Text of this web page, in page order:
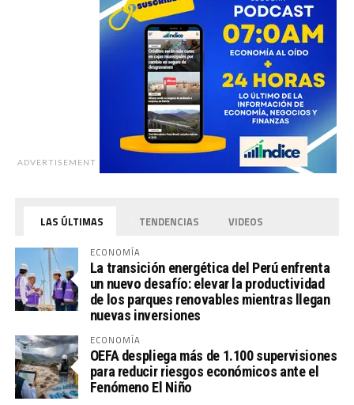
ADVERTISEMENT
LAS ÚLTIMAS TENDENCIAS VIDEOS
ECONOMÍA
La transición energética del Perú enfrenta
un nuevo desafío: elevar la productividad
de los parques renovables mientras llegan
nuevas inversiones
ECONOMÍA
OEFA despliega más de 1.100 supervisiones
para reducir riesgos económicos ante el
Fenómeno El Niño